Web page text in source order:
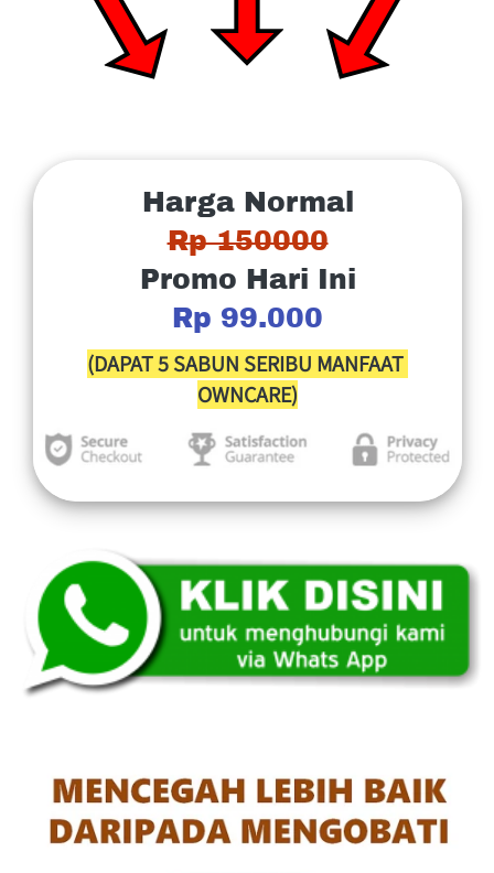
Harga Normal
Rp 150000
Promo Hari Ini
Rp 99.000
(DAPAT 5 SABUN SERIBU MANFAAT
OWNCARE)